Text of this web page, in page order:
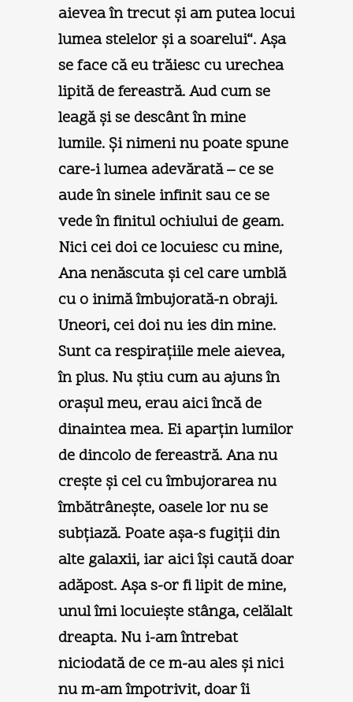
aievea în trecut şi am putea locui
lumea stelelor şi a soarelui“. Aşa
se face că eu trăiesc cu urechea
lipită de fereastră. Aud cum se
leagă şi se descânt în mine
lumile. Şi nimeni nu poate spune
care-i lumea adevărată – ce se
aude în sinele infinit sau ce se
vede în finitul ochiului de geam.
Nici cei doi ce locuiesc cu mine,
Ana nenăscuta şi cel care umblă
cu o inimă îmbujorată-n obraji.
Uneori, cei doi nu ies din mine.
Sunt ca respiraţiile mele aievea,
în plus. Nu ştiu cum au ajuns în
oraşul meu, erau aici încă de
dinaintea mea. Ei aparţin lumilor
de dincolo de fereastră. Ana nu
creşte şi cel cu îmbujorarea nu
îmbătrâneşte, oasele lor nu se
subţiază. Poate aşa-s fugiţii din
alte galaxii, iar aici îşi caută doar
adăpost. Aşa s-or fi lipit de mine,
unul îmi locuieşte stânga, celălalt
dreapta. Nu i-am întrebat
niciodată de ce m-au ales şi nici
nu m-am împotrivit, doar îi